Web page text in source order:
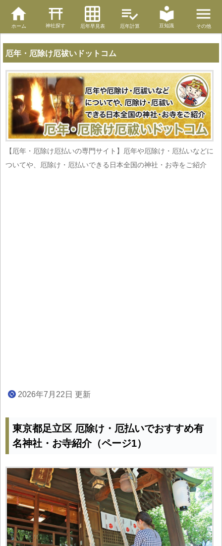
ホーム 神社探す 厄年早見表 厄年計算 豆知識 その他
厄年・厄除け厄祓いドットコム
【厄年・厄除け厄払いの専門サイト】厄年や厄除け・厄払いなどに
ついてや、厄除け・厄払いできる日本全国の神社・お寺をご紹介
2026年7月22日 更新
東京都足立区 厄除け・厄払いでおすすめ有
名神社・お寺紹介（ページ1）